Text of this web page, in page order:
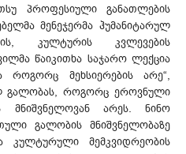
პროფესიული განათლების
მენეჯერმა ჰუმანიტარულ
კულტურის კვლევების
წაიკითხა საჯარო ლექცია
მეხსიერების არე“,
გალობას, როგორც ეროვნული
მნიშვნელოვან არეს. ნინო
გალობის მნიშვნელობაზე
მემკვიდრეობის